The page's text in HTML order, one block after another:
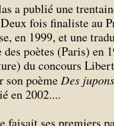
a publié une
fois finaliste au
en 1999, et une
poètes (Paris) en
du concours
son poème Des
en 2002....
faisait ses premiers